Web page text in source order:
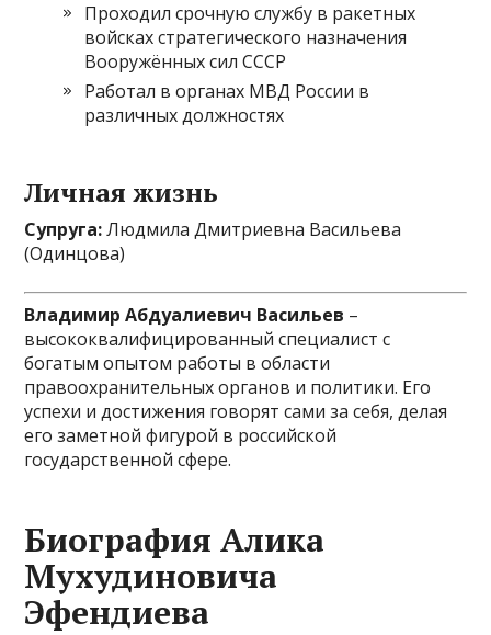
Проходил срочную службу в ракетных
войсках стратегического назначения
Вооружённых сил СССР
Работал в органах МВД России в
различных должностях
Личная жизнь
Супруга:Людмила Дмитриевна Васильева
(Одинцова)
Владимир Абдуалиевич Васильев –
высококвалифицированный специалист с
богатым опытом работы в области
правоохранительных органов и политики. Его
успехи и достижения говорят сами за себя, делая
его заметной фигурой в российской
государственной сфере.
Биография Алика
Мухудиновича
Эфендиева